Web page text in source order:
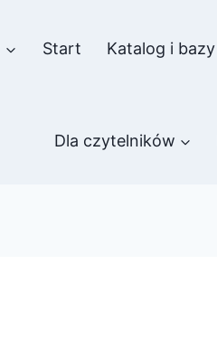
Start Katalog i bazy
Dla czytelników